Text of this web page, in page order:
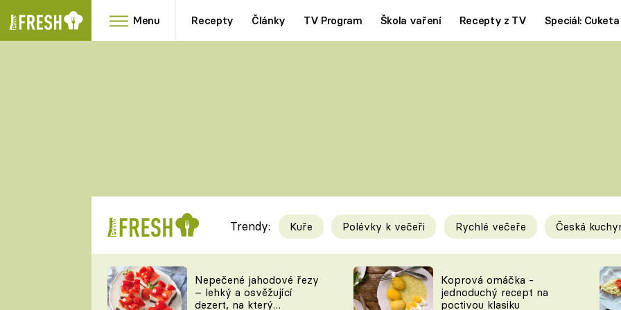
Menu Recepty Články TV Program Škola vaření Recepty z TV Speciál: Cuketa
RYCHLOVKY
Videorecepty
TEĎ VAŘÍ ŠÉF!
Tipy a triky
KAM ZA JÍDLEM
Trendy: Kuře Polévky k večeři Rychlé večeře Česká
Nepečené jahodové řezy
– lehký a osvěžující
dezert, na který
Koprová omáčka -
jednoduchý recept na
poctivou klasiku